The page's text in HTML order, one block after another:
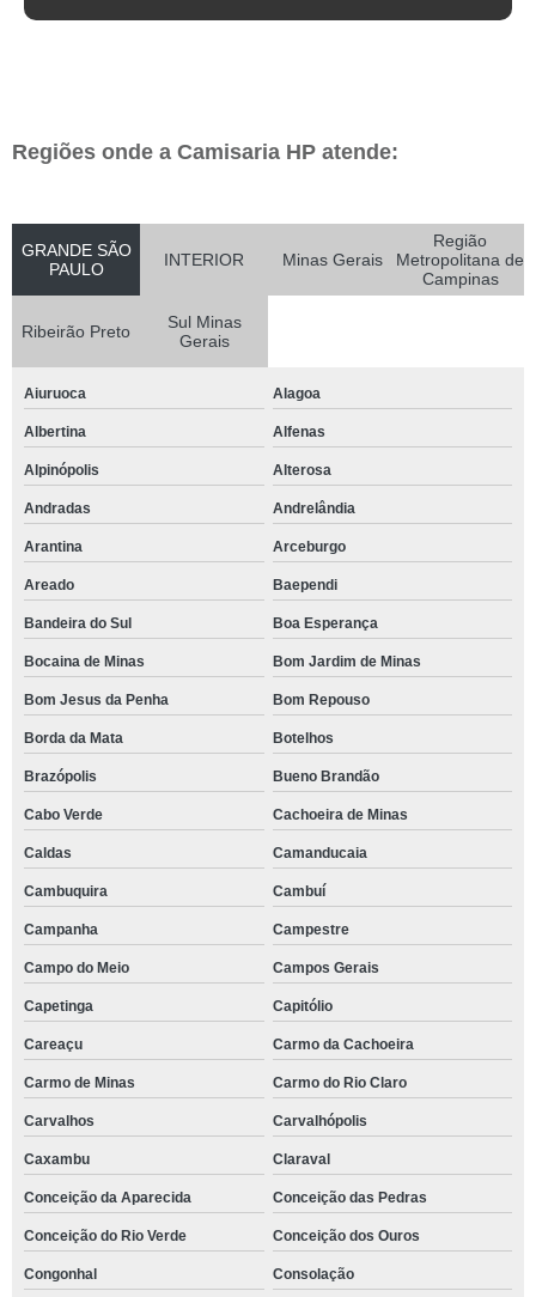
Regiões onde a Camisaria HP atende:
GRANDE SÃO
PAULO
INTERIOR Minas Gerais
Região
Metropolitana de
Campinas
Ribeirão Preto
Sul Minas
Gerais
Aiuruoca Alagoa
Albertina Alfenas
Alpinópolis Alterosa
Andradas Andrelândia
Arantina Arceburgo
Areado Baependi
Bandeira do Sul Boa Esperança
Bocaina de Minas Bom Jardim de Minas
Bom Jesus da Penha Bom Repouso
Borda da Mata Botelhos
Brazópolis Bueno Brandão
Cabo Verde Cachoeira de Minas
Caldas Camanducaia
Cambuquira Cambuí
Campanha Campestre
Campo do Meio Campos Gerais
Capetinga Capitólio
Careaçu Carmo da Cachoeira
Carmo de Minas Carmo do Rio Claro
Carvalhos Carvalhópolis
Caxambu Claraval
Conceição da Aparecida Conceição das Pedras
Conceição do Rio Verde Conceição dos Ouros
Congonhal Consolação